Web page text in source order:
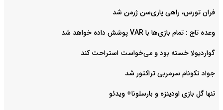
فران تورس، راهی پاری‌سن ژرمن شد
وعده تاج : تمام بازی‌ها با VAR پوشش داده خواهد شد
گواردیولا خسته بود و می‌خواست استراحت کند
جواد نکونام سرمربی تراکتور شد
تنها گل بازی اودینزه و بارسلونا+ ویدئو